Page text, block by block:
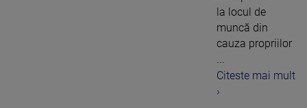
la locul de
muncă din
cauza propriilor
Citeste mai mult
›